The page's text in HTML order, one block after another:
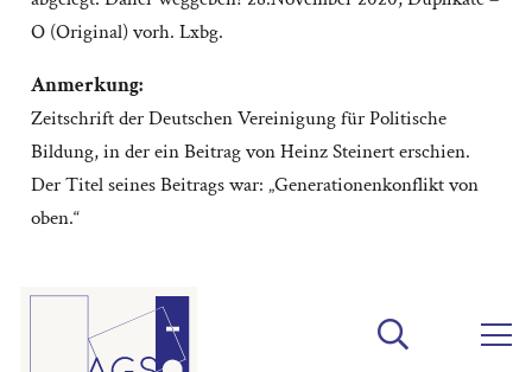
O (Original) vorh. Lxbg.
Anmerkung:
Zeitschrift der Deutschen Vereinigung für Politische
Bildung, in der ein Beitrag von Heinz Steinert erschien.
Der Titel seines Beitrags war: „Generationenkonflikt von
oben.“